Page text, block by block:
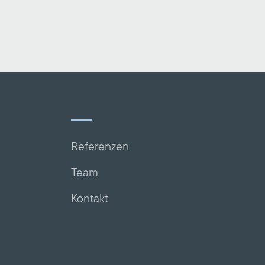
Referenzen
Team
Kontakt